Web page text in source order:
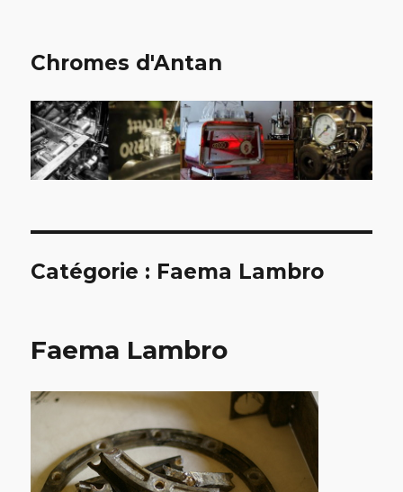
Chromes d'Antan
Catégorie : Faema Lambro
Faema Lambro